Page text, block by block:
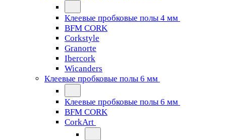
Клеевые пробковые полы 4 мм
BFM CORK
Corkstyle
Granorte
Ibercork
Wicanders
Клеевые пробковые полы 6 мм
Клеевые пробковые полы 6 мм
BFM CORK
CorkArt